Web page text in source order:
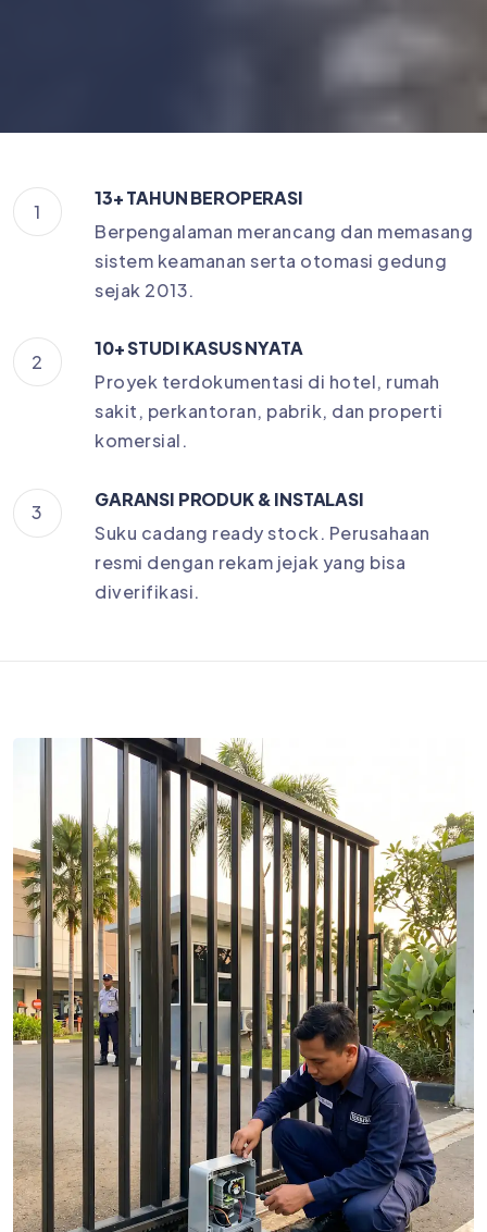
1
13+ TAHUN BEROPERASI
Berpengalaman merancang dan memasang
sistem keamanan serta otomasi gedung
sejak 2013.
2
10+ STUDI KASUS NYATA
Proyek terdokumentasi di hotel, rumah
sakit, perkantoran, pabrik, dan properti
komersial.
3
GARANSI PRODUK & INSTALASI
Suku cadang ready stock. Perusahaan
resmi dengan rekam jejak yang bisa
diverifikasi.